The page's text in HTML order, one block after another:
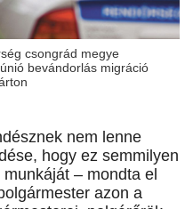
csongrád megye
bevándorlás migráció
nem lenne
hogy ez semmilyen
– mondta el
azon a